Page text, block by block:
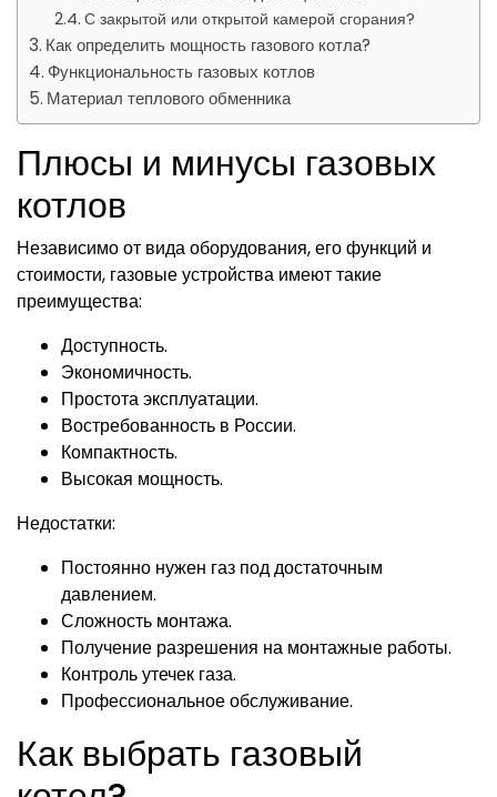
С закрытой или открытой камерой сгорания?
Как определить мощность газового котла?
Функциональность газовых котлов
Материал теплового обменника
Плюсы и минусы газовых
котлов
Независимо от вида оборудования, его функций и
стоимости, газовые устройства имеют такие
преимущества:
Доступность.
Экономичность.
Простота эксплуатации.
Востребованность в России.
Компактность.
Высокая мощность.
Недостатки:
Постоянно нужен газ под достаточным
давлением.
Сложность монтажа.
Получение разрешения на монтажные работы.
Контроль утечек газа.
Профессиональное обслуживание.
Как выбрать газовый